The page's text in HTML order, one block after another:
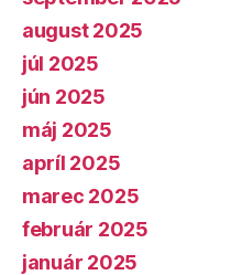
august 2025
júl 2025
jún 2025
máj 2025
apríl 2025
marec 2025
február 2025
január 2025